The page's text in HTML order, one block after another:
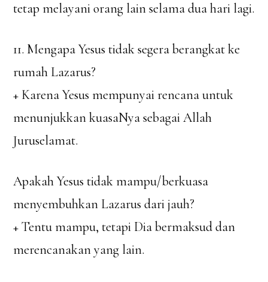
tetap melayani orang lain selama dua hari lagi.
11. Mengapa Yesus tidak segera berangkat ke
rumah Lazarus?
+ Karena Yesus mempunyai rencana untuk
menunjukkan kuasaNya sebagai Allah
Juruselamat.
Apakah Yesus tidak mampu/berkuasa
menyembuhkan Lazarus dari jauh?
+ Tentu mampu, tetapi Dia bermaksud dan
merencanakan yang lain.